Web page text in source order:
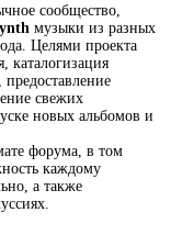
сообщество,
музыки из разных
Целями проекта
каталогизация
свежих
новых альбомов и
форума, в том
каждому
а также